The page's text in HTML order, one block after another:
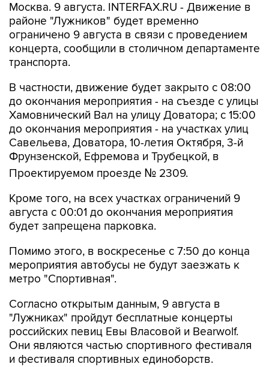
Москва. 9 августа. INTERFAX.RU - Движение в
районе "Лужников" будет временно
ограничено 9 августа в связи с проведением
концерта, сообщили в столичном департаменте
транспорта.
В частности, движение будет закрыто с 08:00
до окончания мероприятия - на съезде с улицы
Хамовнический Вал на улицу Доватора; с 15:00
до окончания мероприятия - на участках улиц
Савельева, Доватора, 10-летия Октября, 3-й
Фрунзенской, Ефремова и Трубецкой, в
Проектируемом проезде № 2309.
Кроме того, на всех участках ограничений 9
августа с 00:01 до окончания мероприятия
будет запрещена парковка.
Помимо этого, в воскресенье с 7:50 до конца
мероприятия автобусы не будут заезжать к
метро "Спортивная".
Согласно открытым данным, 9 августа в
"Лужниках" пройдут бесплатные концерты
российских певиц Евы Власовой и Bearwolf.
Они являются частью спортивного фестиваля
и фестиваля спортивных единоборств.